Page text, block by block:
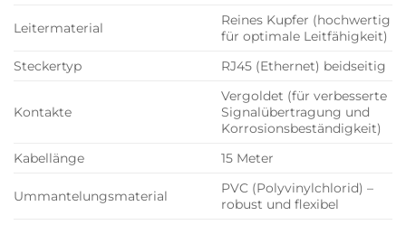
Leitermaterial
Reines Kupfer (hochwertig
für optimale Leitfähigkeit)
Steckertyp
RJ45 (Ethernet) beidseitig
Kontakte
Vergoldet (für verbesserte
Signalübertragung und
Korrosionsbeständigkeit)
Kabellänge
15 Meter
Ummantelungsmaterial
PVC (Polyvinylchlorid) –
robust und flexibel